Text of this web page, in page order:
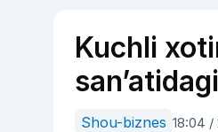
Kuchli
Shou-biznes 18:04 /